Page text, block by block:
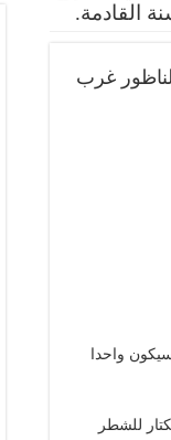
غرب
ملايين حاوية وبالتالي سيكون واحدا
الصناعي تمتد على مساحة 2000 هكتار سيتم إحداثها بجوار الميناء (630 هكتار للشطر